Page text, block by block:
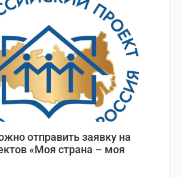
отправить заявку на
«Моя страна – моя